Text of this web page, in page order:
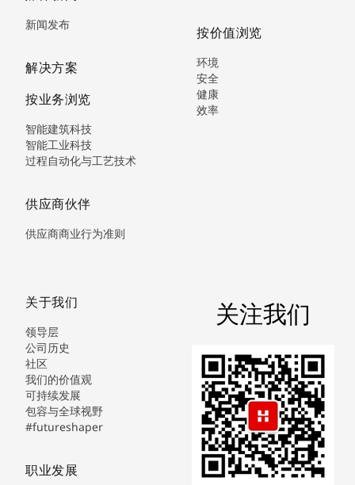
新闻发布
解决方案
按业务浏览
智能建筑科技
智能工业科技
过程自动化与工艺技术
供应商伙伴
供应商商业行为准则
按价值浏览
环境
安全
健康
效率
关于我们
领导层
公司历史
社区
我们的价值观
可持续发展
包容与全球视野
#futureshaper
职业发展
关注我们